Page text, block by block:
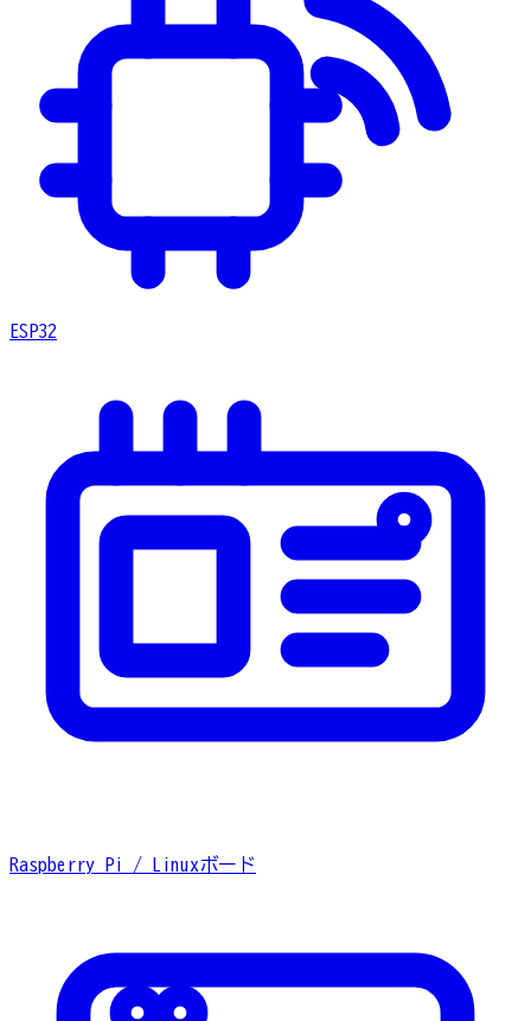
ESP32
Raspberry Pi / Linuxボード